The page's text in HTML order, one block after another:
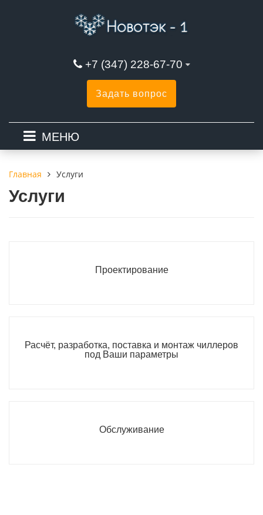
+7 (347) 228-67-70
Задать вопрос
МЕНЮ
Главная Услуги
Услуги
Проектирование
Расчёт, разработка, поставка и монтаж чиллеров
под Ваши параметры
Обслуживание